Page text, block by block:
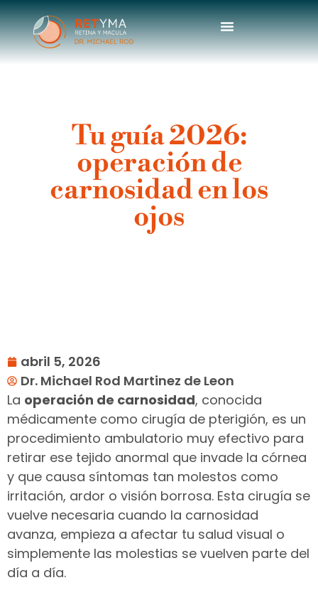
contenido
Tu guía 2026:
operación de
carnosidad en los
ojos
abril 5, 2026
Dr. Michael Rod Martinez de Leon
La operación de carnosidad, conocida
médicamente como cirugía de pterigión, es un
procedimiento ambulatorio muy efectivo para
retirar ese tejido anormal que invade la córnea
y que causa síntomas tan molestos como
irritación, ardor o visión borrosa. Esta cirugía se
vuelve necesaria cuando la carnosidad
avanza, empieza a afectar tu salud visual o
simplemente las molestias se vuelven parte del
día a día.